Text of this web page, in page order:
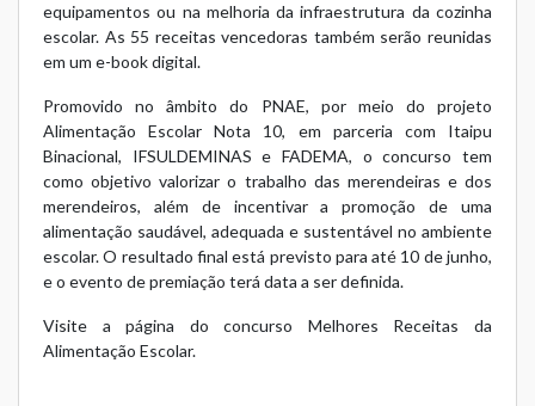
equipamentos ou na melhoria da infraestrutura da cozinha
escolar. As 55 receitas vencedoras também serão reunidas
em um e-book digital.
Promovido no âmbito do PNAE, por meio do projeto
Alimentação Escolar Nota 10, em parceria com Itaipu
Binacional, IFSULDEMINAS e FADEMA, o concurso tem
como objetivo valorizar o trabalho das merendeiras e dos
merendeiros, além de incentivar a promoção de uma
alimentação saudável, adequada e sustentável no ambiente
escolar. O resultado final está previsto para até 10 de junho,
e o evento de premiação terá data a ser definida.
Visite a página do concurso Melhores Receitas da
Alimentação Escolar.